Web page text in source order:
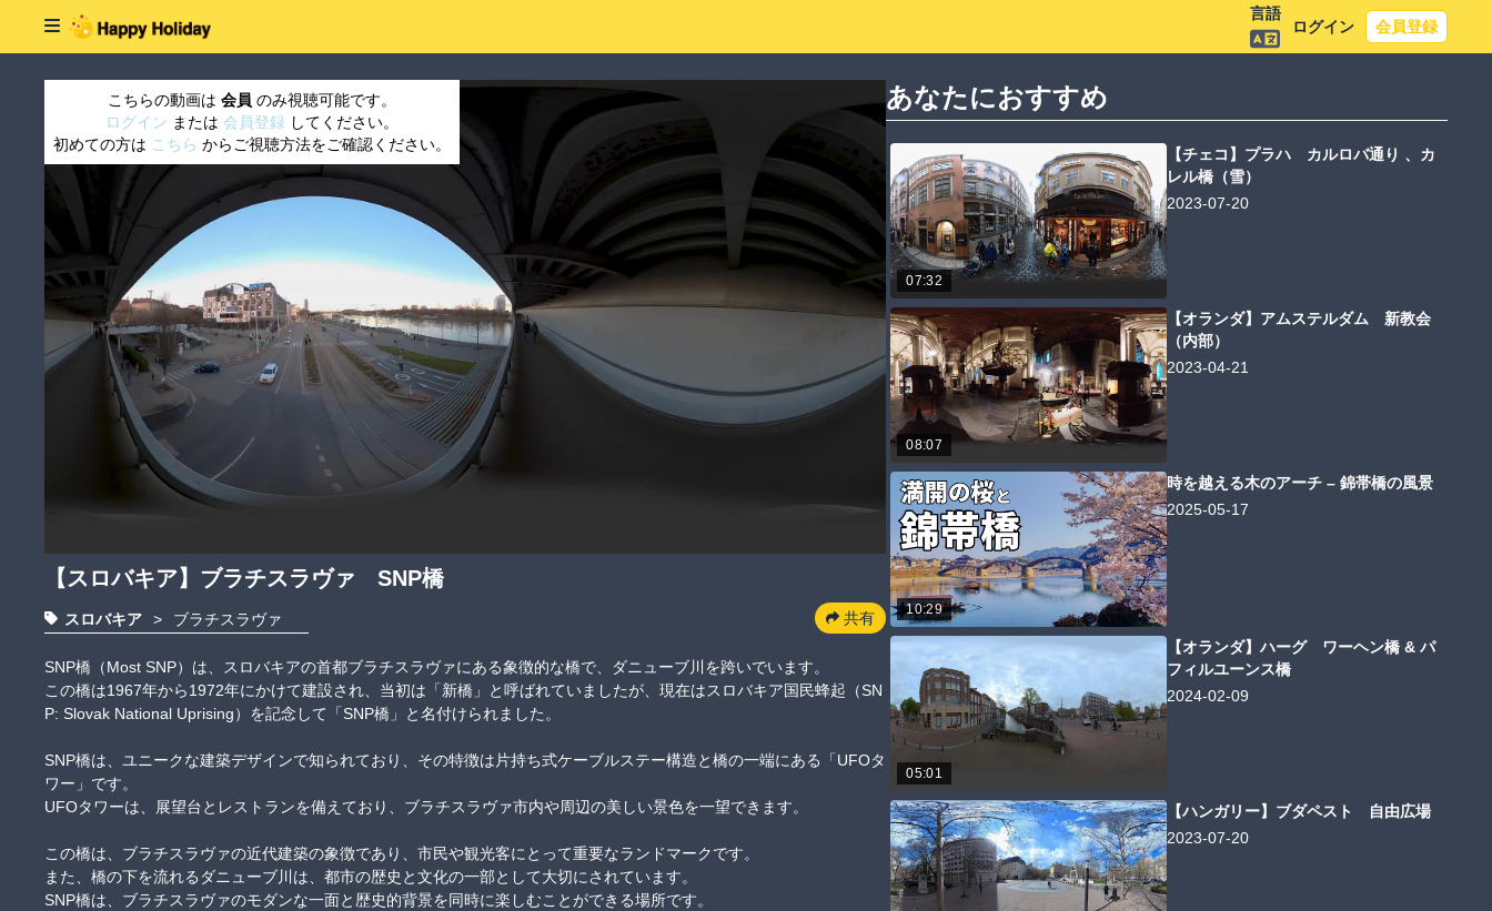
言語
ログイン 会員登録
こちらの動画は 会員 のみ視聴可能です。
ログイン または 会員登録 してください。
初めての方は こちら からご視聴方法をご確認ください。
【スロバキア】ブラチスラヴァ SNP橋
スロバキア > ブラチスラヴァ 共有
SNP橋（Most SNP）は、スロバキアの首都ブラチスラヴァにある象徴的な橋で、ダニューブ川を跨いでいます。
この橋は1967年から1972年にかけて建設され、当初は「新橋」と呼ばれていましたが、現在はスロバキア国民蜂起（SN
P: Slovak National Uprising）を記念して「SNP橋」と名付けられました。
SNP橋は、ユニークな建築デザインで知られており、その特徴は片持ち式ケーブルステー構造と橋の一端にある「UFOタ
ワー」です。
UFOタワーは、展望台とレストランを備えており、ブラチスラヴァ市内や周辺の美しい景色を一望できます。
この橋は、ブラチスラヴァの近代建築の象徴であり、市民や観光客にとって重要なランドマークです。
また、橋の下を流れるダニューブ川は、都市の歴史と文化の一部として大切にされています。
SNP橋は、ブラチスラヴァのモダンな一面と歴史的背景を同時に楽しむことができる場所です。
あなたにおすすめ
07:32
【チェコ】プラハ カルロバ通り 、カ
レル橋（雪）
2023-07-20
08:07
【オランダ】アムステルダム 新教会
（内部）
2023-04-21
10:29
時を越える木のアーチ – 錦帯橋の風景
2025-05-17
05:01
【オランダ】ハーグ ワーヘン橋 & パ
フィルユーンス橋
2024-02-09
【ハンガリー】ブダペスト 自由広場
2023-07-20